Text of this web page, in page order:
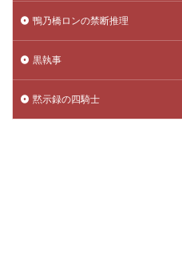
鴨乃橋ロンの禁断推理
黒執事
黙示録の四騎士